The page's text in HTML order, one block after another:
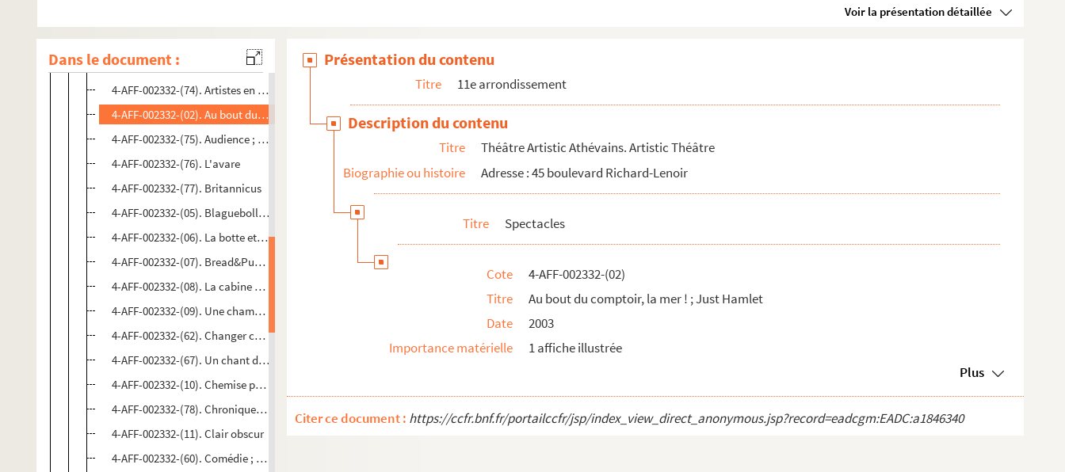
Voir la présentation détaillée
Dans le document :
4-AFF-002332-(04). L'analphabète
4-AFF-002332-(63). Ana ou la jeune fille intelligente
4-AFF-002332-(74). Artistes en appartement(s)
4-AFF-002332-(02). Au bout du comptoir, la mer ! ; Just Hamlet
4-AFF-002332-(75). Audience ; Vernissage
4-AFF-002332-(76). L'avare
4-AFF-002332-(77). Britannicus
4-AFF-002332-(05). Blaguebolle. Ukulélé
4-AFF-002332-(06). La botte et sa chaussette
4-AFF-002332-(07). Bread&Puppet
4-AFF-002332-(08). La cabine d'essayage
4-AFF-002332-(09). Une chambre à soi
4-AFF-002332-(62). Changer constamment en lumière et en flamme
4-AFF-002332-(67). Un chant de noël
4-AFF-002332-(10). Chemise propre et souliers vernis
4-AFF-002332-(78). Chroniques 1954-2003
4-AFF-002332-(11). Clair obscur
4-AFF-002332-(60). Comédie ; Stèles
Présentation du contenu
Titre 11e arrondissement
Description du contenu
Titre
Théâtre Artistic Athévains. Artistic Théâtre
Biographie ou histoire
Adresse : 45 boulevard Richard-Lenoir
Titre Spectacles
Cote
4-AFF-002332-(02)
Titre
Au bout du comptoir, la mer ! ; Just Hamlet
Date
2003
Importance matérielle
1 affiche illustrée
Plus
Citer ce document : https://ccfr.bnf.fr/portailccfr/jsp/index_view_direct_anonymous.jsp?record=eadcgm:EADC:a1846340